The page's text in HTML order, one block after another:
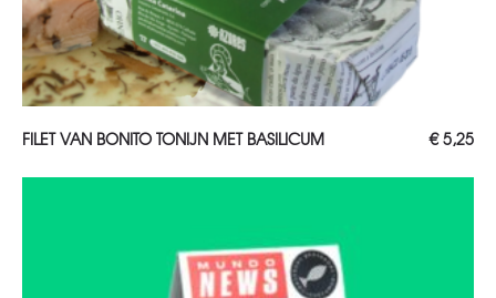
TOEVOEGEN AAN WINKELWAGEN
FILET VAN BONITO TONIJN MET BASILICUM €5,25